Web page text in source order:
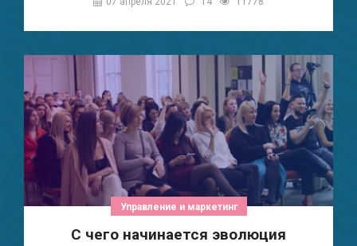
Управление и маркетинг
С чего начинается эволюция